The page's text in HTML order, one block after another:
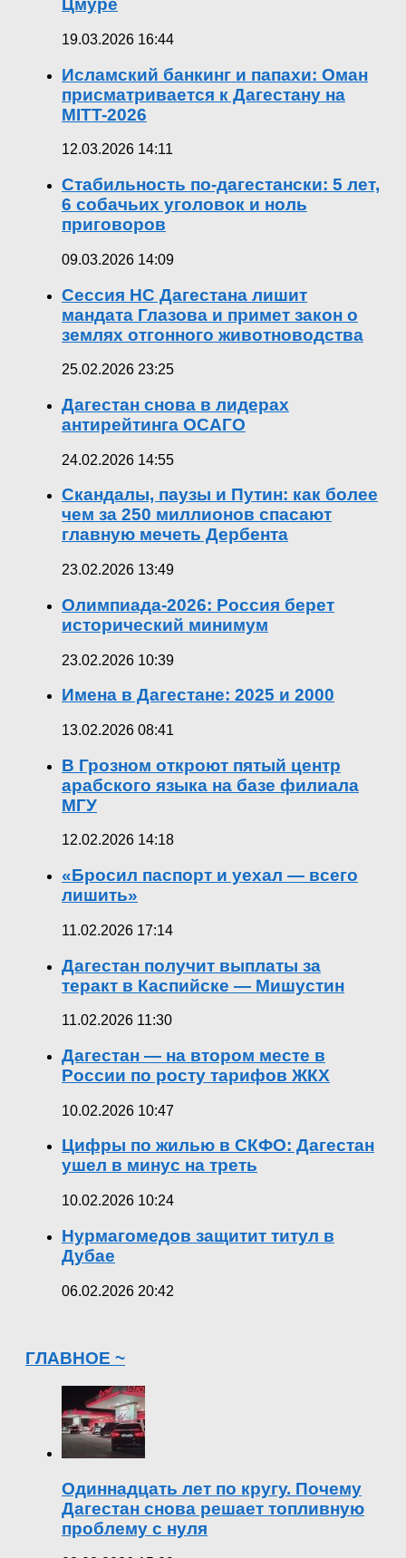
Цмуре
19.03.2026 16:44
Исламский банкинг и папахи: Оман
присматривается к Дагестану на
MITT-2026
12.03.2026 14:11
Стабильность по-дагестански: 5 лет,
6 собачьих уголовок и ноль
приговоров
09.03.2026 14:09
Сессия НС Дагестана лишит
мандата Глазова и примет закон о
землях отгонного животноводства
25.02.2026 23:25
Дагестан снова в лидерах
антирейтинга ОСАГО
24.02.2026 14:55
Скандалы, паузы и Путин: как более
чем за 250 миллионов спасают
главную мечеть Дербента
23.02.2026 13:49
Олимпиада-2026: Россия берет
исторический минимум
23.02.2026 10:39
Имена в Дагестане: 2025 и 2000
13.02.2026 08:41
В Грозном откроют пятый центр
арабского языка на базе филиала
МГУ
12.02.2026 14:18
«Бросил паспорт и уехал — всего
лишить»
11.02.2026 17:14
Дагестан получит выплаты за
теракт в Каспийске — Мишустин
11.02.2026 11:30
Дагестан — на втором месте в
России по росту тарифов ЖКХ
10.02.2026 10:47
Цифры по жилью в СКФО: Дагестан
ушел в минус на треть
10.02.2026 10:24
Нурмагомедов защитит титул в
Дубае
06.02.2026 20:42
ГЛАВНОЕ ~
Одиннадцать лет по кругу. Почему
Дагестан снова решает топливную
проблему с нуля